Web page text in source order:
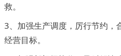
救。
3、加强生产调度，厉行节约，
经营目标。